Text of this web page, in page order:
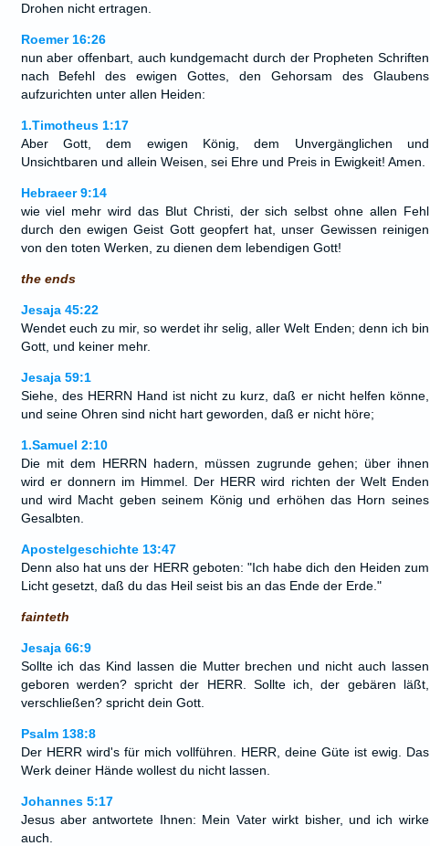
Drohen nicht ertragen.
Roemer 16:26
nun aber offenbart, auch kundgemacht durch der Propheten Schriften
nach Befehl des ewigen Gottes, den Gehorsam des Glaubens
aufzurichten unter allen Heiden:
1.Timotheus 1:17
Aber Gott, dem ewigen König, dem Unvergänglichen und
Unsichtbaren und allein Weisen, sei Ehre und Preis in Ewigkeit! Amen.
Hebraeer 9:14
wie viel mehr wird das Blut Christi, der sich selbst ohne allen Fehl
durch den ewigen Geist Gott geopfert hat, unser Gewissen reinigen
von den toten Werken, zu dienen dem lebendigen Gott!
the ends
Jesaja 45:22
Wendet euch zu mir, so werdet ihr selig, aller Welt Enden; denn ich bin
Gott, und keiner mehr.
Jesaja 59:1
Siehe, des HERRN Hand ist nicht zu kurz, daß er nicht helfen könne,
und seine Ohren sind nicht hart geworden, daß er nicht höre;
1.Samuel 2:10
Die mit dem HERRN hadern, müssen zugrunde gehen; über ihnen
wird er donnern im Himmel. Der HERR wird richten der Welt Enden
und wird Macht geben seinem König und erhöhen das Horn seines
Gesalbten.
Apostelgeschichte 13:47
Denn also hat uns der HERR geboten: "Ich habe dich den Heiden zum
Licht gesetzt, daß du das Heil seist bis an das Ende der Erde."
fainteth
Jesaja 66:9
Sollte ich das Kind lassen die Mutter brechen und nicht auch lassen
geboren werden? spricht der HERR. Sollte ich, der gebären läßt,
verschließen? spricht dein Gott.
Psalm 138:8
Der HERR wird's für mich vollführen. HERR, deine Güte ist ewig. Das
Werk deiner Hände wollest du nicht lassen.
Johannes 5:17
Jesus aber antwortete Ihnen: Mein Vater wirkt bisher, und ich wirke
auch.